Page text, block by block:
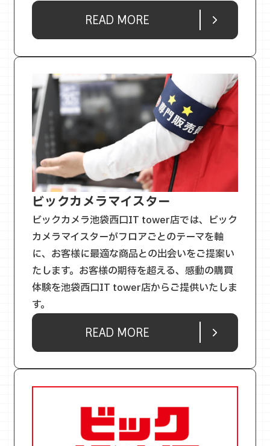
READ MORE
ビックカメラマイスター
ビックカメラ池袋西口IT tower店では、ビック
カメラマイスターがフロアごとのテーマを軸
に、お客様に最適な商品との出会いをご提案い
たします。お客様の期待を超える、感動の購買
体験を池袋西口IT tower店からご提供いたしま
す。
READ MORE